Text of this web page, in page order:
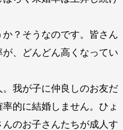
？そうなのです。皆さん
、どんどん高くなってい
我が子に仲良しのお友だ
的に結婚しません。ひょ
のお子さんたちが成人す